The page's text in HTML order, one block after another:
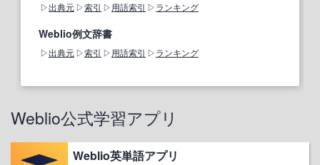
出典元 索引 用語索引 ランキング
Weblio例文辞書
出典元 索引 用語索引 ランキング
Weblio公式学習アプリ
Weblio英単語アプリ